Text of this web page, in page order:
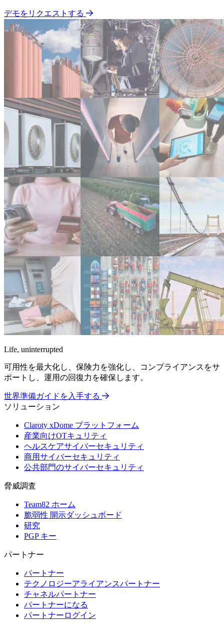
デモをリクエストする
Life, uninterrupted
可用性を最大化し、保険力を強化し、コンプライアンスをサ
ポートし、運用の回復力を確保します。
世界準備ガイドを入手する
ソリューション
Claroty xDome プラットフォーム
産業向けOTキュリティ
ヘルスケアサイバーセキュリティ
商用サイバーセキュリティ
公共部門のサイバーセキュリティ
脅威調査
Team82 ホーム
脆弱性 開示ダッシュボード
研究
PGP キー
パートナー
パートナー
テクノロジーアライアンスパートナー
チャネルパートナー
パートナーになる
パートナーログイン